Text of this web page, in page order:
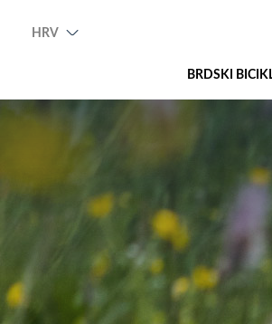
HRV
BRDSKI